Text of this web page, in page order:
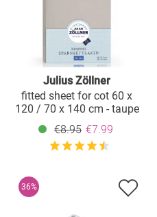
Julius Zöllner
fitted sheet for cot 60 x
120 / 70 x 140 cm - taupe
€8.95 €7.99
36%